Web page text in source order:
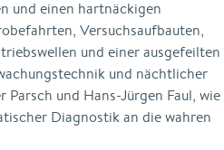
und einen hartnäckigen
Versuchsaufbauten,
und einer ausgefeilten
und nächtlicher
und Hans-Jürgen Faul, wie
Diagnostik an die wahren